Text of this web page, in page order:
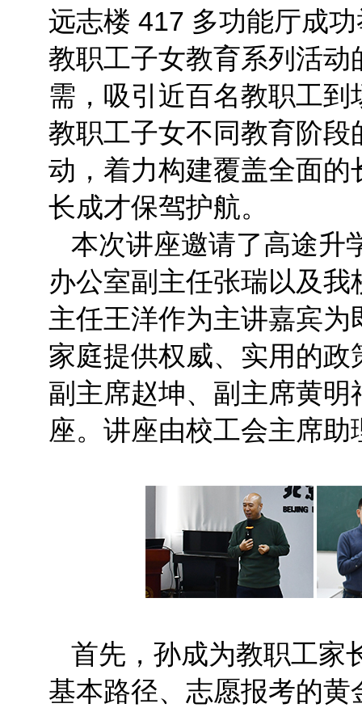
远志楼 417 多功能厅成
教职工子女教育系列活动
需，吸引近百名教职工
教职工子女不同教育阶
动，着力构建覆盖全面
长成才保驾护航。
本次讲座邀请了高途升
办公室副主任张瑞以及
主任王洋作为主讲嘉宾
家庭提供权威、实用的
副主席赵坤、副主席黄
座。讲座由校工会主席助
首先，孙成为教职工家
基本路径、志愿报考的